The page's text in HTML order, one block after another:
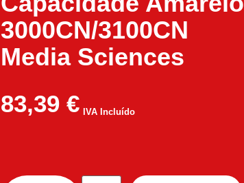
3000CN/3100CN
Media Sciences
83,39 € IVA Incluído